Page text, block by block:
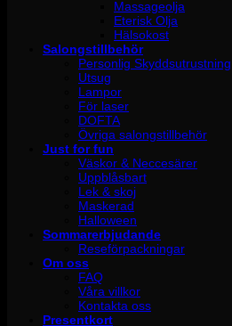
Massageolja
Eterisk Olja
Hälsokost
Salongstillbehör
Personlig Skyddsutrustning
Utsug
Lampor
För laser
DOFTA
Övriga salongstillbehör
Just for fun
Väskor & Neccesärer
Uppblåsbart
Lek & skoj
Maskerad
Halloween
Sommarerbjudande
Reseförpackningar
Om oss
FAQ
Våra villkor
Kontakta oss
Presentkort